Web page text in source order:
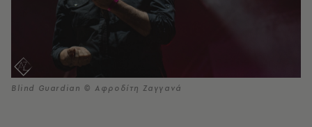
Blind Guardian © Αφροδίτη Ζαγγανά